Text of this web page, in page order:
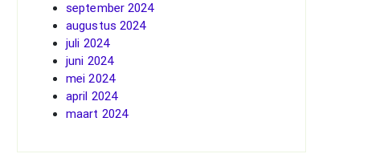
september 2024
augustus 2024
juli 2024
juni 2024
mei 2024
april 2024
maart 2024